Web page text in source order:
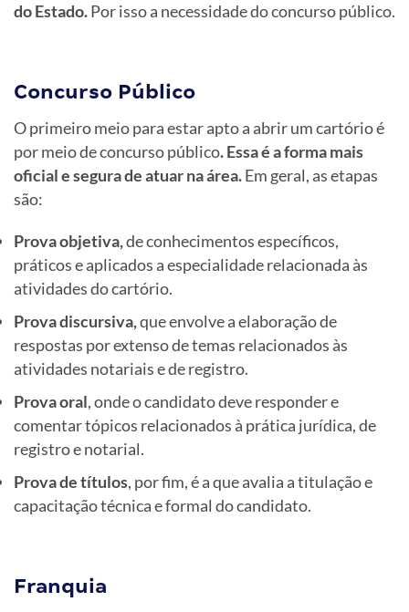
do Estado.Por isso a necessidade do concurso público.
Concurso Público
O primeiro meio para estar apto a abrir um cartório é
por meio de concurso público. Essa é a forma mais
oficial e segura de atuar na área.Em geral, as etapas
são:
Prova objetiva,de conhecimentos específicos,
práticos e aplicados a especialidade relacionada às
atividades do cartório.
Prova discursiva,que envolve a elaboração de
respostas por extenso de temas relacionados às
atividades notariais e de registro.
Prova oral, onde o candidato deve responder e
comentar tópicos relacionados à prática jurídica, de
registro e notarial.
Prova de títulos, por fim, é a que avalia a titulação e
capacitação técnica e formal do candidato.
Franquia